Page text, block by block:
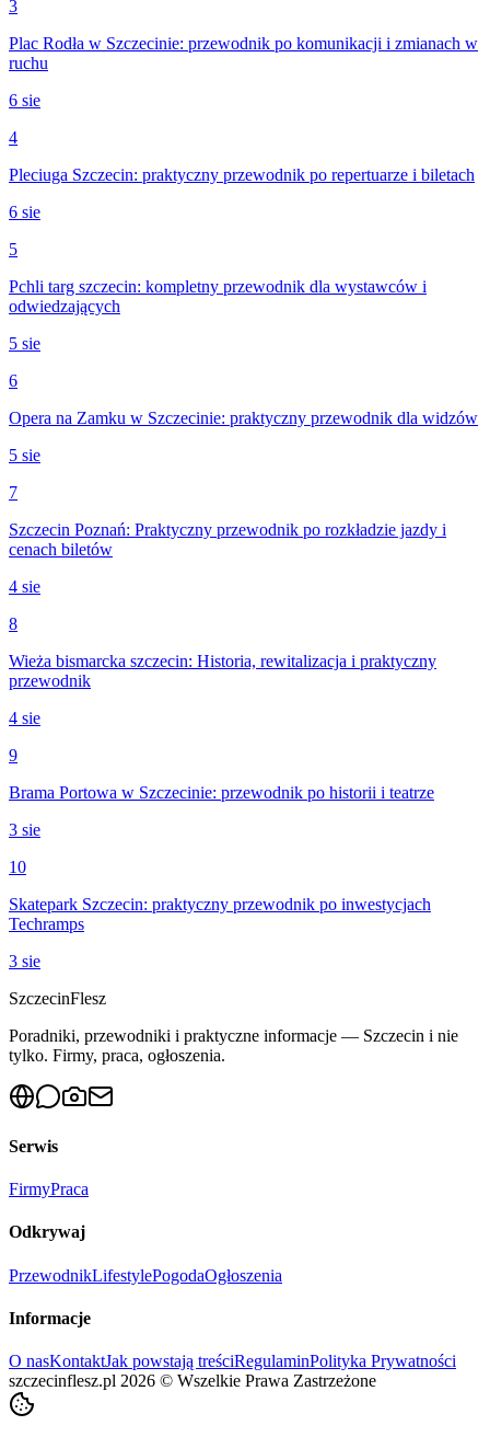
3
Plac Rodła w Szczecinie: przewodnik po komunikacji i zmianach w
ruchu
6 sie
4
Pleciuga Szczecin: praktyczny przewodnik po repertuarze i biletach
6 sie
5
Pchli targ szczecin: kompletny przewodnik dla wystawców i
odwiedzających
5 sie
6
Opera na Zamku w Szczecinie: praktyczny przewodnik dla widzów
5 sie
7
Szczecin Poznań: Praktyczny przewodnik po rozkładzie jazdy i
cenach biletów
4 sie
8
Wieża bismarcka szczecin: Historia, rewitalizacja i praktyczny
przewodnik
4 sie
9
Brama Portowa w Szczecinie: przewodnik po historii i teatrze
3 sie
10
Skatepark Szczecin: praktyczny przewodnik po inwestycjach
Techramps
3 sie
SzczecinFlesz
Poradniki, przewodniki i praktyczne informacje — Szczecin i nie
tylko. Firmy, praca, ogłoszenia.
Serwis
FirmyPraca
Odkrywaj
PrzewodnikLifestylePogodaOgłoszenia
Informacje
O nasKontaktJak powstają treściRegulaminPolityka Prywatności
szczecinflesz.pl 2026 © Wszelkie Prawa Zastrzeżone